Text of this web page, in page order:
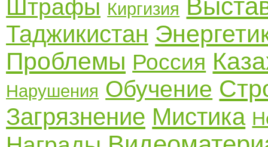
Штрафы Киргизия
Таджикистан
Проблемы Россия
Нарушения Обучение
Загрязнение Мистика